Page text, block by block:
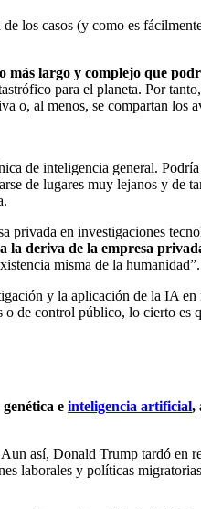
los casos (y como es
largo y complejo que
para el planeta. Por
o, al menos, se compartan los
de inteligencia general.
de lugares muy lejanos y de
privada en investigaciones
la deriva de la empresa
misma de la humanidad”.
y la aplicación de la IA en
de control público, lo cierto es
e inteligencia artificial,
así, Donald Trump tardó en
laborales y políticas